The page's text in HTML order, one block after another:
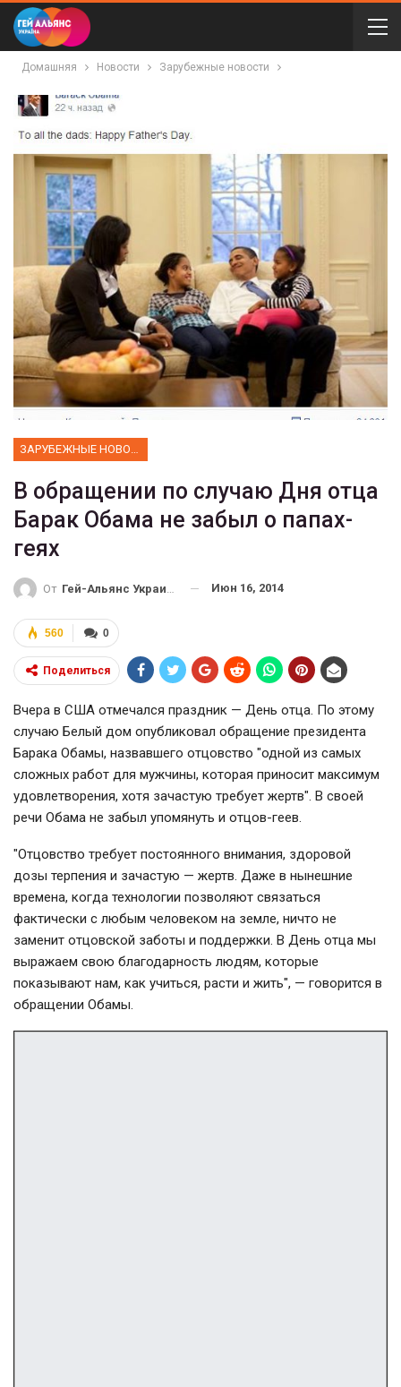
Домашняя Новости Зарубежные новости
ЗАРУБЕЖНЫЕ НОВОСТИ
В обращении по случаю Дня отца
Барак Обама не забыл о папах-
геях
От Гей-Альянс Украина Июн 16, 2014
0
560
Поделиться
Вчера в США отмечался праздник — День отца. По этому
случаю Белый дом опубликовал обращение президента
Барака Обамы, назвавшего отцовство "одной из самых
сложных работ для мужчины, которая приносит максимум
удовлетворения, хотя зачастую требует жертв". В своей
речи Обама не забыл упомянуть и отцов-геев.
"Отцовство требует постоянного внимания, здоровой
дозы терпения и зачастую — жертв. Даже в нынешние
времена, когда технологии позволяют связаться
фактически с любым человеком на земле, ничто не
заменит отцовской заботы и поддержки. В День отца мы
выражаем свою благодарность людям, которые
показывают нам, как учиться, расти и жить", — говорится в
обращении Обамы.